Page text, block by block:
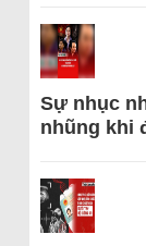
Sự nhục
nhũng khi